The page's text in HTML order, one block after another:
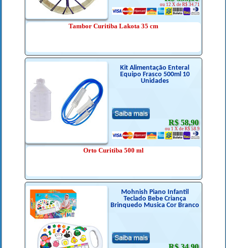
ou 12 X de R$ 34.71
Tambor Curitiba Lakota 35 cm
Kit Alimentação Enteral
Equipo Frasco 500ml 10
Unidades
R$ 58,90
ou 1 X de R$ 58.9
Orto Curitiba 500 ml
Mohnish Piano Infantil
Teclado Bebe Criança
Brinquedo Musica Cor Branco